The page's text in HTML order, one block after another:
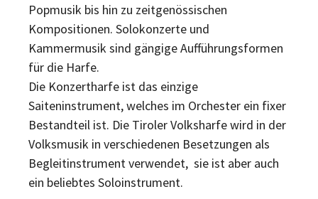
Popmusik bis hin zu zeitgenössischen
Kompositionen. Solokonzerte und
Kammermusik sind gängige Aufführungsformen
für die Harfe.
Die Konzertharfe ist das einzige
Saiteninstrument, welches im Orchester ein fixer
Bestandteil ist. Die Tiroler Volksharfe wird in der
Volksmusik in verschiedenen Besetzungen als
Begleitinstrument verwendet, sie ist aber auch
ein beliebtes Soloinstrument.